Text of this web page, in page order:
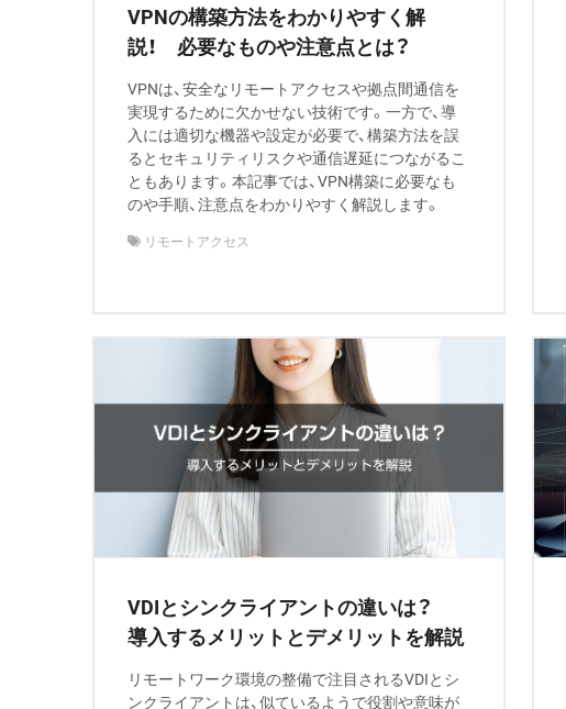
VPNの構築方法をわかりやすく解
説！ 必要なものや注意点とは？
VPNは、安全なリモートアクセスや拠点間通信を
実現するために欠かせない技術です。一方で、導
入には適切な機器や設定が必要で、構築方法を誤
るとセキュリティリスクや通信遅延につながるこ
ともあります。本記事では、VPN構築に必要なも
のや手順、注意点をわかりやすく解説します。
リモートアクセス
VDIとシンクライアントの違いは？
導入するメリットとデメリットを解説
リモートワーク環境の整備で注目されるVDIとシ
ンクライアントは、似ているようで役割や意味が